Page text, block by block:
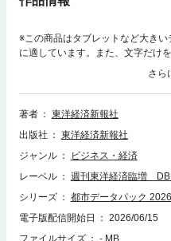
※この商品はタブレットなど大き
に適しています。また、文字だけ
ト、検索、辞書の参照、引用など
報や独自に入手した最新データを
ます。各指標には全国順位も併記
収録内容●「住みよさランキング」
市町村ランキング（人口増減率、
【目次】都道府県、815市区、926
県別、カテゴリ別）２．安心度・
覧３．財政健全度ランキング (都市
別に、815市区、926町村の様々な
【基本情報】役所住所・電話番号
著者
東洋経済新報社
出版社
東洋経済新報社
ジャンル
ビジネス・経済
レーベル
週刊東洋経済臨増 DB
シリーズ
都市データパック
電子版配信開始日
2026/06/15
ファイルサイズ
- MB